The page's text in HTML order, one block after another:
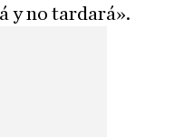
y no tardará».